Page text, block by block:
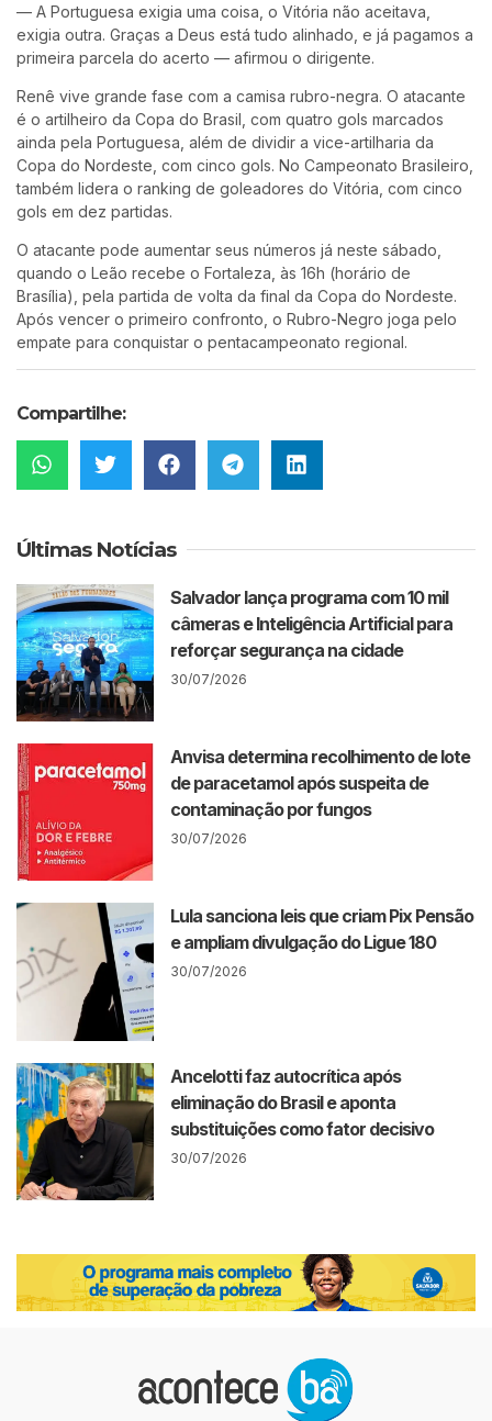
— A Portuguesa exigia uma coisa, o Vitória não aceitava,
exigia outra. Graças a Deus está tudo alinhado, e já pagamos a
primeira parcela do acerto — afirmou o dirigente.
Renê vive grande fase com a camisa rubro-negra. O atacante
é o artilheiro da Copa do Brasil, com quatro gols marcados
ainda pela Portuguesa, além de dividir a vice-artilharia da
Copa do Nordeste, com cinco gols. No Campeonato Brasileiro,
também lidera o ranking de goleadores do Vitória, com cinco
gols em dez partidas.
O atacante pode aumentar seus números já neste sábado,
quando o Leão recebe o Fortaleza, às 16h (horário de
Brasília), pela partida de volta da final da Copa do Nordeste.
Após vencer o primeiro confronto, o Rubro-Negro joga pelo
empate para conquistar o pentacampeonato regional.
Compartilhe:
Últimas Notícias
Salvador lança programa com 10 mil
câmeras e Inteligência Artificial para
reforçar segurança na cidade
30/07/2026
Anvisa determina recolhimento de lote
de paracetamol após suspeita de
contaminação por fungos
30/07/2026
Lula sanciona leis que criam Pix Pensão
e ampliam divulgação do Ligue 180
30/07/2026
Ancelotti faz autocrítica após
eliminação do Brasil e aponta
substituições como fator decisivo
30/07/2026